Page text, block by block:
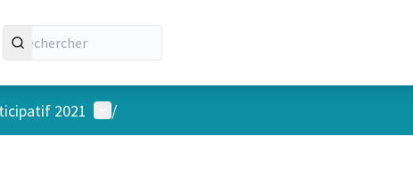
2021 Menu utilisateur
/